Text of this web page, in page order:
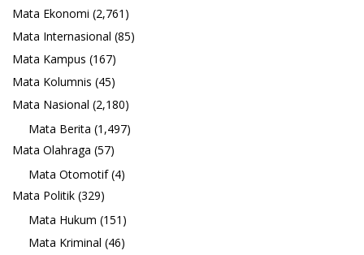
Mata Ekonomi (2,761)
Mata Internasional (85)
Mata Kampus (167)
Mata Kolumnis (45)
Mata Nasional (2,180)
Mata Berita (1,497)
Mata Olahraga (57)
Mata Otomotif(4)
Mata Politik (329)
Mata Hukum (151)
Mata Kriminal (46)